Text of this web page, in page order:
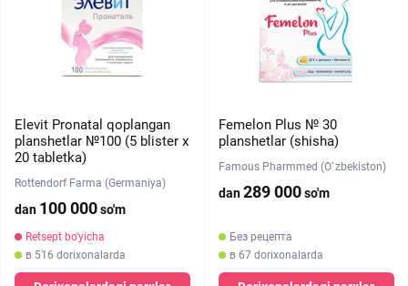
Elevit Pronatal qoplangan
planshetlar №100 (5 blister х
20 tabletka)
Rottendorf Farma (Germaniya)
dan 100 000so'm
Retsept bo'yicha
в 516 dorixonalarda
Femelon Plus № 30
planshetlar (shisha)
Famous Pharmmed (O`zbekiston)
dan289 000so'm
Без рецепта
в 67 dorixonalarda